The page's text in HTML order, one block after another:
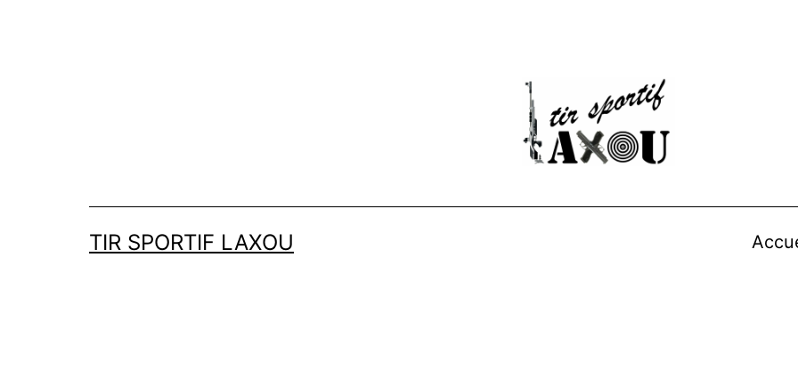
TIR SPORTIF LAXOU